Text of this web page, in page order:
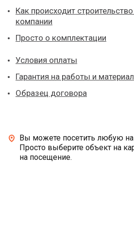
Как происходит
компании
Просто о комплектации
Условия оплаты
Гарантия на работы и
Образец договора
Вы можете посетить любую
Просто выберите объект на
на посещение.